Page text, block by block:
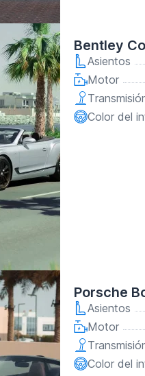
Bentley
Asientos
Motor
Color del
Porsche
Asientos
Motor
Color del